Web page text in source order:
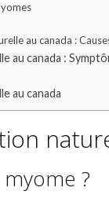
au canada :
au canada :
au canada
myome ?